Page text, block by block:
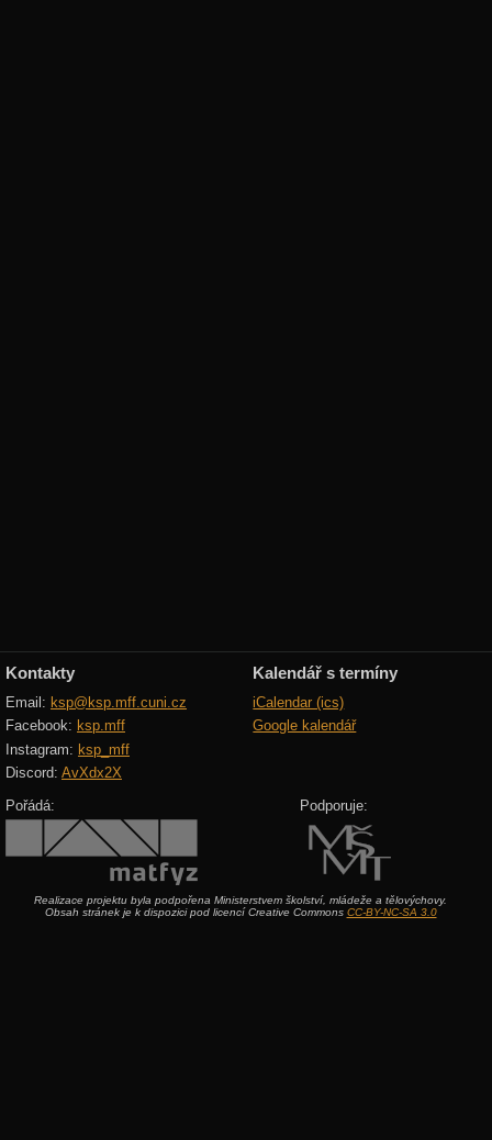
Kontakty
Email: ksp@ksp.mff.cuni.cz
Facebook: ksp.mff
Instagram: ksp_mff
Discord: AvXdx2X
Kalendář s termíny
iCalendar (ics)
Google kalendář
Pořádá: Podporuje:
Realizace projektu byla podpořena Ministerstvem školství, mládeže a tělovýchovy.
Obsah stránek je k dispozici pod licencí Creative Commons CC-BY-NC-SA 3.0